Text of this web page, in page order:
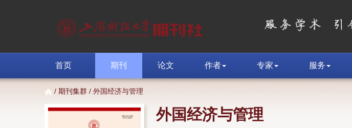
首页 期刊 论文 作者 专家 服务
/ 期刊集群 / 外国经济与管理
外国经济与管理